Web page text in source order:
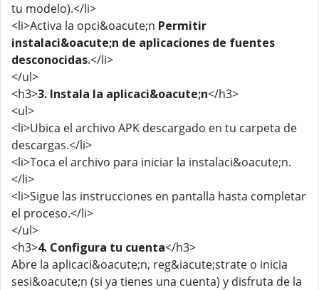
tu modelo).</li>
<li>Activa la opci&oacute;n Permitir
instalaci&oacute;n de aplicaciones de fuentes
desconocidas.</li>
</ul>
<h3>3. Instala la aplicaci&oacute;n</h3>
<ul>
<li>Ubica el archivo APK descargado en tu carpeta de
descargas.</li>
<li>Toca el archivo para iniciar la instalaci&oacute;n.
</li>
<li>Sigue las instrucciones en pantalla hasta completar
el proceso.</li>
</ul>
<h3>4. Configura tu cuenta</h3>
Abre la aplicaci&oacute;n, reg&iacute;strate o inicia
sesi&oacute;n (si ya tienes una cuenta) y disfruta de la